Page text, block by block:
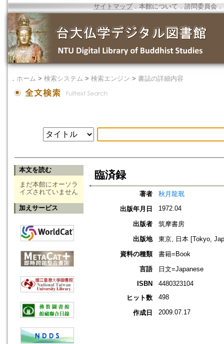
サイトマップ．本館について ． 諮問委員会 ．
． ホーム > 検索システム > 検索エンジン > 書誌の詳細内容
本文を読む
まだ本館にオーソラ
イズされていません
加えサービス
臨済録
著者
秋月龍珉
出版年月日
1972.04
出版者
筑摩書房
出版地
東京, 日本 [Tokyo,
資料の種類
書籍=Book
言語
日文=Japanese
ISBN
4480323104
ヒット数
498
作成日 2009.07.17